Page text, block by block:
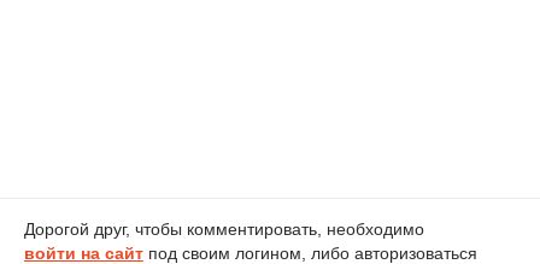
Дорогой друг, чтобы комментировать, необходимо
войти на сайт под своим логином, либо авторизоваться